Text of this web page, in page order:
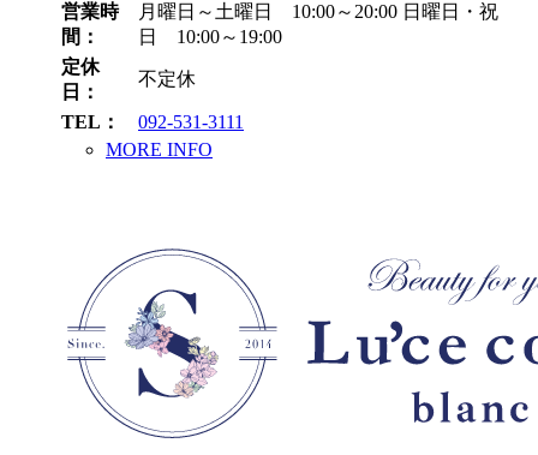
営業時
間：
月曜日～土曜日 10:00～20:00 日曜日・祝
日 10:00～19:00
定休
日：
不定休
TEL：
092-531-3111
MORE INFO